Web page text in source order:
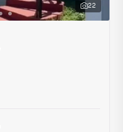
22